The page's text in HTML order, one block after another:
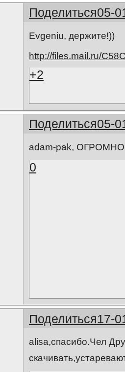
Поделиться05-
Evgeniu, держите!))
http://files.mail.ru/
+2
Поделиться05-
adam-pak,
0
Поделиться17-
alisa,спасибо.Чел